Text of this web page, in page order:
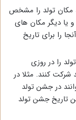
مکان تولد را مشخص
و یا دیگر مکان های
را برای تاریخ
را در روزی
شرکت کنند. مثلا در
در جشن تولد
تاریخ جشن تولد